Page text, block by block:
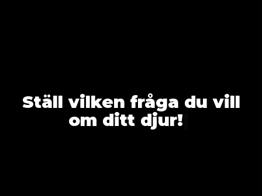
Ställ vilken fråga du vill
om ditt djur!